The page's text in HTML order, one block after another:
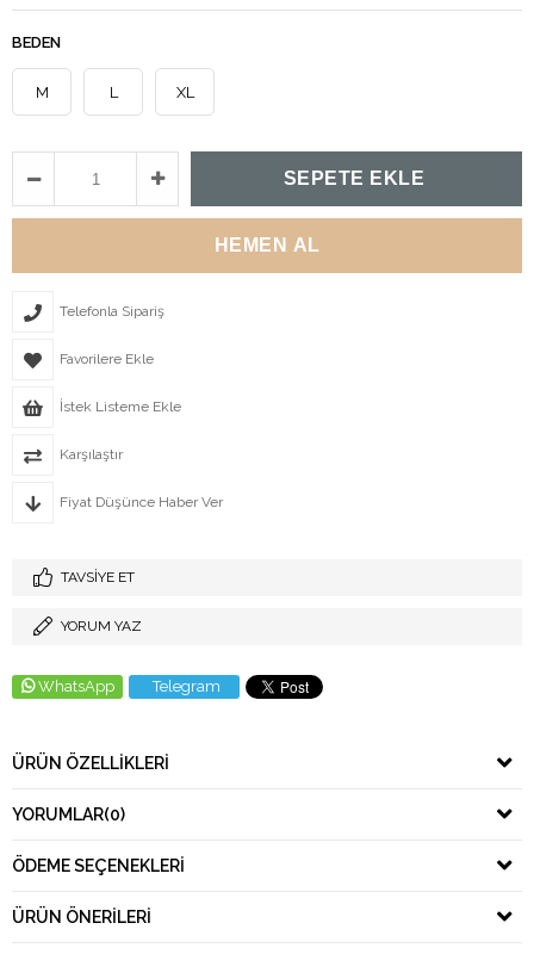
BEDEN
M L XL
Telefonla Sipariş
Favorilere Ekle
İstek Listeme Ekle
Karşılaştır
Fiyat Düşünce Haber Ver
TAVSIYE ET
YORUM YAZ
WhatsApp Telegram
ÜRÜN ÖZELLIKLERI
YORUMLAR(0)
ÖDEME SEÇENEKLERI
ÜRÜN ÖNERILERI